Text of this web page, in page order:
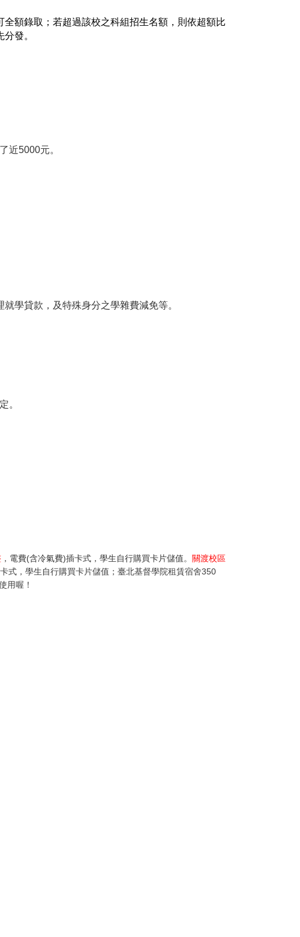
額錄取；若超過該校之科組招生名額，則依超額比
發。
近5000元。
學貸款，及特殊身分之學雜費減免等。
。
，電費(含冷氣費)插卡式，學生自行購買卡片儲值。 關渡校區
式，學生自行購買卡片儲值； 臺北基督學院租賃宿舍350
用喔！